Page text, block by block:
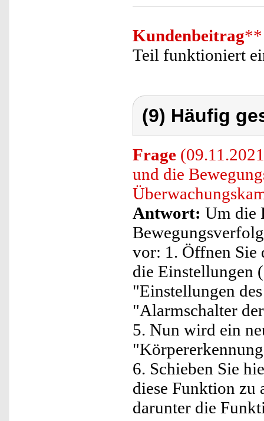
Kundenbeitrag**
Teil funktioniert
(9) Häufig
Frage
und die
Antwort: Um die
vor: 1. Öffnen Sie
die Einstellungen
"Einstellungen
"Alarmschalter
5. Nun wird ein
6. Schieben Sie
diese Funktion zu
darunter die